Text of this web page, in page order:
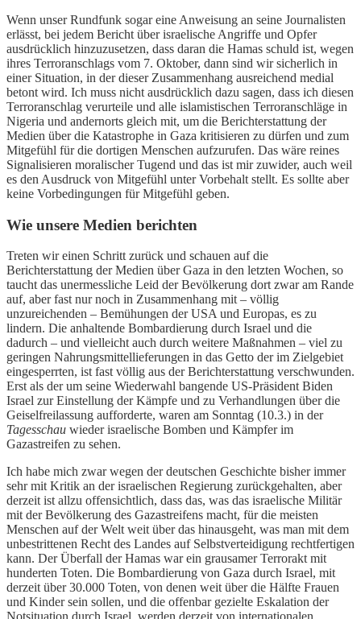
Wenn unser Rundfunk sogar eine Anweisung an seine Journalisten
erlässt, bei jedem Bericht über israelische Angriffe und Opfer
ausdrücklich hinzuzusetzen, dass daran die Hamas schuld ist, wegen
ihres Terroranschlags vom 7. Oktober, dann sind wir sicherlich in
einer Situation, in der dieser Zusammenhang ausreichend medial
betont wird. Ich muss nicht ausdrücklich dazu sagen, dass ich diesen
Terroranschlag verurteile und alle islamistischen Terroranschläge in
Nigeria und andernorts gleich mit, um die Berichterstattung der
Medien über die Katastrophe in Gaza kritisieren zu dürfen und zum
Mitgefühl für die dortigen Menschen aufzurufen. Das wäre reines
Signalisieren moralischer Tugend und das ist mir zuwider, auch weil
es den Ausdruck von Mitgefühl unter Vorbehalt stellt. Es sollte aber
keine Vorbedingungen für Mitgefühl geben.
Wie unsere Medien berichten
Treten wir einen Schritt zurück und schauen auf die
Berichterstattung der Medien über Gaza in den letzten Wochen, so
taucht das unermessliche Leid der Bevölkerung dort zwar am Rande
auf, aber fast nur noch in Zusammenhang mit – völlig
unzureichenden – Bemühungen der USA und Europas, es zu
lindern. Die anhaltende Bombardierung durch Israel und die
dadurch – und vielleicht auch durch weitere Maßnahmen – viel zu
geringen Nahrungsmittellieferungen in das Getto der im Zielgebiet
eingesperrten, ist fast völlig aus der Berichterstattung verschwunden.
Erst als der um seine Wiederwahl bangende US-Präsident Biden
Israel zur Einstellung der Kämpfe und zu Verhandlungen über die
Geiselfreilassung aufforderte, waren am Sonntag (10.3.) in der
Tagesschau wieder israelische Bomben und Kämpfer im
Gazastreifen zu sehen.
Ich habe mich zwar wegen der deutschen Geschichte bisher immer
sehr mit Kritik an der israelischen Regierung zurückgehalten, aber
derzeit ist allzu offensichtlich, dass das, was das israelische Militär
mit der Bevölkerung des Gazastreifens macht, für die meisten
Menschen auf der Welt weit über das hinausgeht, was man mit dem
unbestrittenen Recht des Landes auf Selbstverteidigung rechtfertigen
kann. Der Überfall der Hamas war ein grausamer Terrorakt mit
hunderten Toten. Die Bombardierung von Gaza durch Israel, mit
derzeit über 30.000 Toten, von denen weit über die Hälfte Frauen
und Kinder sein sollen, und die offenbar gezielte Eskalation der